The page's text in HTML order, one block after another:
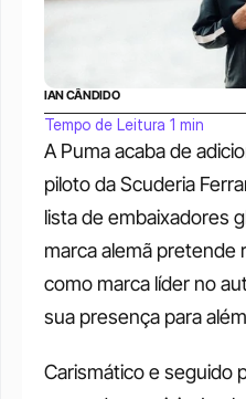
A Puma acaba de
piloto da Scuderia
lista de embaixadores
marca alemã pretende
como marca líder no
sua presença para
Carismático e seguido
IAN CÂNDIDO
Tempo de Leitura 1 min